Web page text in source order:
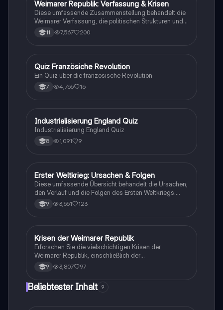
Euthanasie, Friedliche Revolution, Potsdamer
Abkommen, und mehr.
Geschichte
Weimarer Republik: Verfassung & Krisen
Diese umfassende Zusammenstellung behandelt die
Weimarer Verfassung, die politischen Strukturen und
die Krisen der Weimarer Republik von 1919 bis 1933.
Wichtige Themen sind die Rolle des
des Nationalsozialismus. Ideal für das Geschichts-
Abitur in Hessen (Q1 bis Q4).
11 7,567 200
QGeschichte
Quiz Französiche Revolution
Ein Quiz über die französische Revolution
7 4,765 16
IGeschichte
Industrialisierung England Quiz
Industrialisierung England Quiz
8 1,091 9
Geschichte
Erster Weltkrieg: Ursachen & Folgen
Diese umfassende Übersicht behandelt die Ursachen,
den Verlauf und die Folgen des Ersten Weltkriegs.
Erfahren Sie mehr über die Julikrise 1914, die
Kriegsziele der Großmächte, den Schlieffen-Plan, den
Politikwissenschaft.
9 3,551 123
Geschichte
Krisen der Weimarer Republik
Erforschen Sie die vielschichtigen Krisen der
Weimarer Republik, einschließlich der
Novemberrevolution, des Versailler Vertrags, der
Inflation und der Weltwirtschaftskrise. Diese
die politischen und wirtschaftlichen
9 3,807 97
Beliebtester Inhalt 9